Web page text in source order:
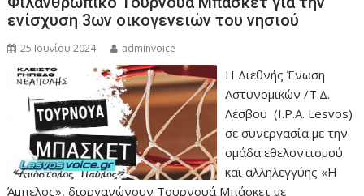
ενίσχυση 3ων οικογενειών του νησιού
25 Ιουνίου 2024 adminvoice
Η Διεθνής Ένωση
Αστυνομικών /Τ.Δ.
Λέσβου (I.P.A. Lesvos)
σε συνεργασία με την
ομάδα εθελοντισμού
και αλληλεγγύης «Η
Άμπελος», διοργανώνουν Τουρνουά Μπάσκετ με